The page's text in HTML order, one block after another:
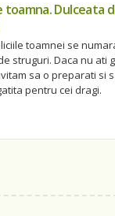
toamna. Dulceata
toamnei se
struguri. Daca nu ati
sa o preparati si
pentru cei dragi.